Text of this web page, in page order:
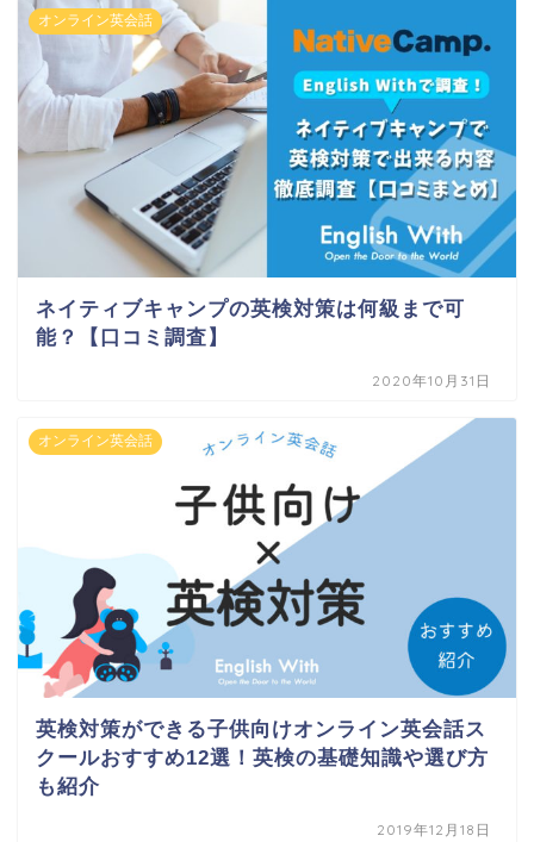
オンライン英会話
ネイティブキャンプの英検対策は何級まで可
能？【口コミ調査】
2020年10月31日
オンライン英会話
英検対策ができる子供向けオンライン英会話ス
クールおすすめ12選！英検の基礎知識や選び方
も紹介
2019年12月18日